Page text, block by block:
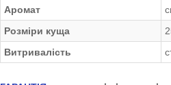
Аромат
Розміри куща
Витривалість